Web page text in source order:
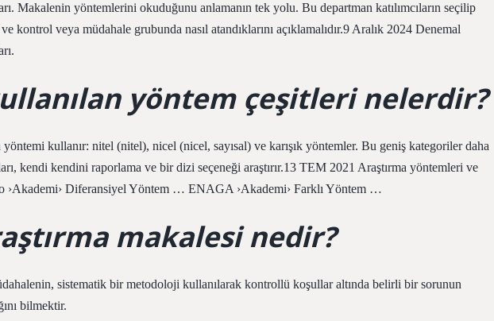
Makalenin yöntemlerini okuduğunu anlamanın tek yolu. Bu departman katılımcıların seçilip
kontrol veya müdahale grubunda nasıl atandıklarını açıklamalıdır.9 Aralık 2024 Denemal
yöntem çeşitleri nelerdir?
yöntemi kullanır: nitel (nitel), nicel (nicel, sayısal) ve karışık yöntemler. Bu geniş kategoriler daha
kendi kendini raporlama ve bir dizi seçeneği araştırır.13 TEM 2021 Araştırma yöntemleri ve
›Akademi› Diferansiyel Yöntem … ENAGA ›Akademi› Farklı Yöntem …
makalesi nedir?
sistematik bir metodoloji kullanılarak kontrollü koşullar altında belirli bir sorunun
bilmektir.